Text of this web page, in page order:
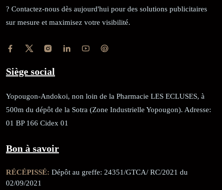
? Contactez-nous dès aujourd'hui pour des solutions publicitaires
sur mesure et maximisez votre visibilité.
Siège social
Yopougon-Andokoi, non loin de la Pharmacie LES ECLUSES, à
500m du dépôt de la Sotra (Zone Industrielle Yopougon). Adresse:
01 BP 166 Cidex 01
Bon à savoir
RÉCÉPISSÉ: Dépôt au greffe: 24351/GTCA/ RC/2021 du
02/09/2021